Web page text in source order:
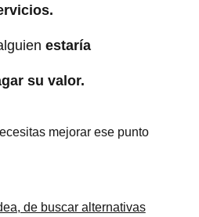
estaría
su valor.
mejorar ese punto
de buscar alternativas